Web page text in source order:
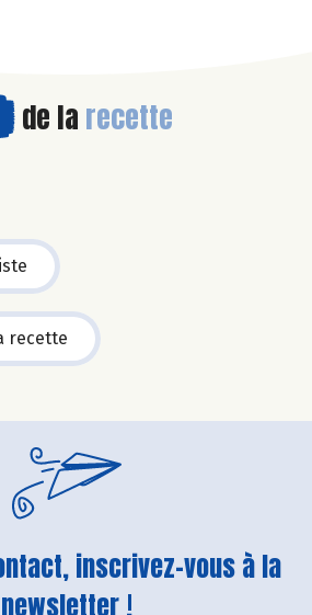
de la recette
recette
inscrivez-vous à la
newsletter !